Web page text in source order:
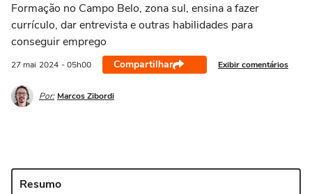
Formação no Campo Belo, zona sul, ensina a fazer
currículo, dar entrevista e outras habilidades para
conseguir emprego
27 mai 2024 - 05h00 Compartilhar Exibir comentários
Por: Marcos Zibordi
Resumo